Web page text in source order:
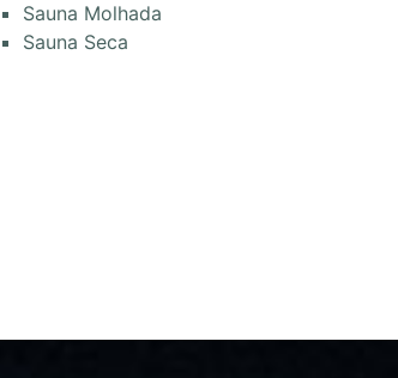
Sauna Molhada
Sauna Seca